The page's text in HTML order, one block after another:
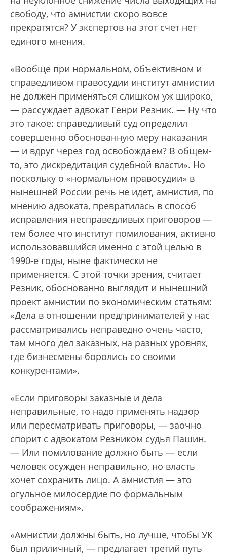
свободу, что амнистии скоро вовсе
прекратятся? У экспертов на этот счет нет
единого мнения.
«Вообще при нормальном, объективном и
справедливом правосудии институт амнистии
не должен применяться слишком уж широко,
— рассуждает адвокат Генри Резник. — Ну что
это такое: справедливый суд определил
совершенно обоснованную меру наказания
— и вдруг через год освобождаем? В общем-
то, это дискредитация судебной власти». Но
поскольку о «нормальном правосудии» в
нынешней России речь не идет, амнистия, по
мнению адвоката, превратилась в способ
исправления несправедливых приговоров —
тем более что институт помилования, активно
использовавшийся именно с этой целью в
1990-е годы, ныне фактически не
применяется. С этой точки зрения, считает
Резник, обоснованно выглядит и нынешний
проект амнистии по экономическим статьям:
«Дела в отношении предпринимателей у нас
рассматривались неправедно очень часто,
там много дел заказных, на разных уровнях,
где бизнесмены боролись со своими
конкурентами».
«Если приговоры заказные и дела
неправильные, то надо применять надзор
или пересматривать приговоры, — заочно
спорит с адвокатом Резником судья Пашин.
— Или помилование должно быть — если
человек осужден неправильно, но власть
хочет сохранить лицо. А амнистия — это
огульное милосердие по формальным
соображениям».
«Амнистии должны быть, но лучше, чтобы УК
был приличный, — предлагает третий путь